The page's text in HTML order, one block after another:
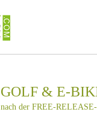
GOLF & E-
nach der FREE-